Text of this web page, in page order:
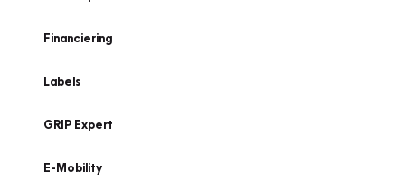
Financiering
Labels
GRIP Expert
E-Mobility